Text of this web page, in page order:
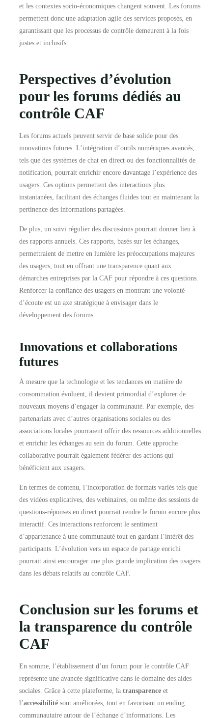
et les contextes socio-économiques changent souvent. Les forums
permettent donc une adaptation agile des services proposés, en
garantissant que les processus de contrôle demeurent à la fois
justes et inclusifs.
Perspectives d’évolution
pour les forums dédiés au
contrôle CAF
Les forums actuels peuvent servir de base solide pour des
innovations futures. L’intégration d’outils numériques avancés,
tels que des systèmes de chat en direct ou des fonctionnalités de
notification, pourrait enrichir encore davantage l’expérience des
usagers. Ces options permettent des interactions plus
instantanées, facilitant des échanges fluides tout en maintenant la
pertinence des informations partagées.
De plus, un suivi régulier des discussions pourrait donner lieu à
des rapports annuels. Ces rapports, basés sur les échanges,
permettraient de mettre en lumière les préoccupations majeures
des usagers, tout en offrant une transparence quant aux
démarches entreprises par la CAF pour répondre à ces questions.
Renforcer la confiance des usagers en montrant une volonté
d’écoute est un axe stratégique à envisager dans le
développement des forums.
Innovations et collaborations
futures
À mesure que la technologie et les tendances en matière de
consommation évoluent, il devient primordial d’explorer de
nouveaux moyens d’engager la communauté. Par exemple, des
partenariats avec d’autres organisations sociales ou des
associations locales pourraient offrir des ressources additionnelles
et enrichir les échanges au sein du forum. Cette approche
collaborative pourrait également fédérer des actions qui
bénéficient aux usagers.
En termes de contenu, l’incorporation de formats variés tels que
des vidéos explicatives, des webinaires, ou même des sessions de
questions-réponses en direct pourrait rendre le forum encore plus
interactif. Ces interactions renforcent le sentiment
d’appartenance à une communauté tout en gardant l’intérêt des
participants. L’évolution vers un espace de partage enrichi
pourrait ainsi encourager une plus grande implication des usagers
dans les débats relatifs au contrôle CAF.
Conclusion sur les forums et
la transparence du contrôle
CAF
En somme, l’établissement d’un forum pour le contrôle CAF
représente une avancée significative dans le domaine des aides
sociales. Grâce à cette plateforme, la transparenceet
l’accessibilitésont améliorées, tout en favorisant un ending
communautaire autour de l’échange d’informations. Les